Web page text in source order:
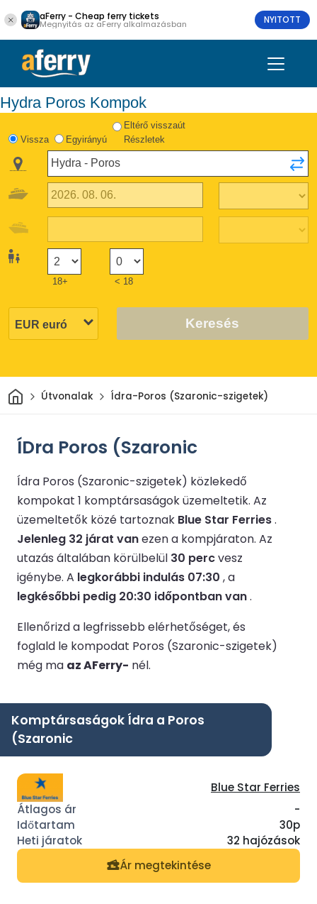
aFerry - Cheap ferry tickets
Megnyitás az aFerry alkalmazásban NYITOTT
Hydra Poros Kompok
Vissza Egyirányú
Eltérő visszaút
Részletek
18+ < 18
Keresés
Otthon
Útvonalak Ídra-Poros (Szaronic-szigetek)
ÍDra Poros (Szaronic
Ídra Poros (Szaronic-szigetek) közlekedő
kompokat 1 komptársaságok üzemeltetik. Az
üzemeltetők közé tartoznak Blue Star Ferries.
Jelenleg 32 járat vanezen a kompjáraton. Az
utazás általában körülbelül 30 percvesz
igénybe. A legkorábbi indulás 07:30 , a
legkésőbbi pedig 20:30 időpontban van.
Ellenőrizd a legfrissebb elérhetőséget, és
foglald le kompodat Poros (Szaronic-szigetek)
még ma az AFerry- nél.
Komptársaságok Ídra a Poros
(Szaronic
Blue Star Ferries
-
30p
32 hajózások
Ár megtekintése